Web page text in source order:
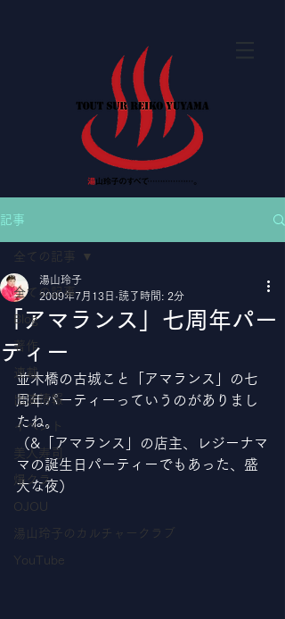
記事
全ての記事
Blog
著作
連載
出演情報
イベント
美人寿司
爆クラ
OJOU
湯山玲子のカルチャークラブ
YouTube
全ての記事
「アマランス」七周年パー
ティー
湯山玲子
2009年7月13日 読了時間: 2分
並木橋の古城こと「アマランス」の七
周年パーティーっていうのがありまし
たね。
（&「アマランス」の店主、レジーナマ
マの誕生日パーティーでもあった、盛
大な夜）